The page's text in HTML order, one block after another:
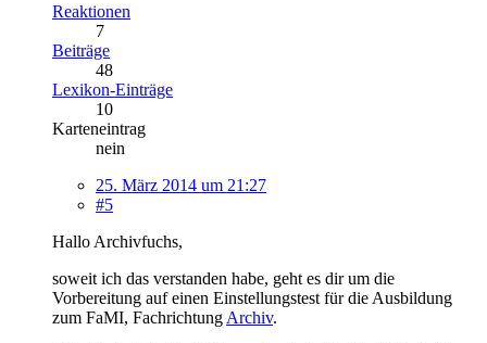
Reaktionen
7
Beiträge
48
Lexikon-Einträge
10
Karteneintrag
nein
25. März 2014 um 21:27
#5
Hallo Archivfuchs,
soweit ich das verstanden habe, geht es dir um die
Vorbereitung auf einen Einstellungstest für die Ausbildung
zum FaMI, Fachrichtung Archiv.